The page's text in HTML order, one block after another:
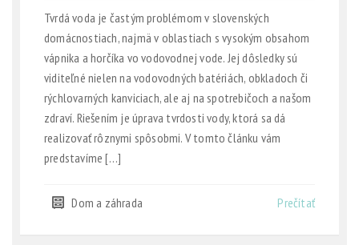
Tvrdá voda je častým problémom v slovenských
domácnostiach, najmä v oblastiach s vysokým obsahom
vápnika a horčíka vo vodovodnej vode. Jej dôsledky sú
viditeľné nielen na vodovodných batériách, obkladoch či
rýchlovarných kanviciach, ale aj na spotrebičoch a našom
zdraví. Riešením je úprava tvrdosti vody, ktorá sa dá
realizovať rôznymi spôsobmi. V tomto článku vám
predstavíme […]
Dom a záhrada Prečítať